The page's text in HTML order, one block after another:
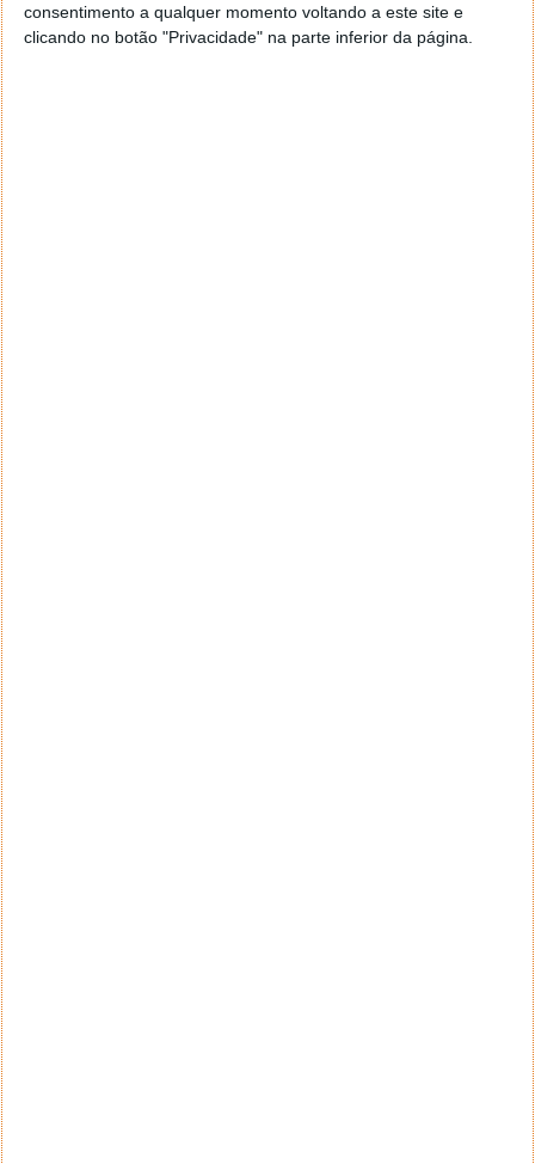
consentimento a qualquer momento voltando a este site e
clicando no botão "Privacidade" na parte inferior da página.
Quem nunca teve bloqueios mentais aquando de uma
pesquisa que atire a primeira pedra! Ele é faltar-nos